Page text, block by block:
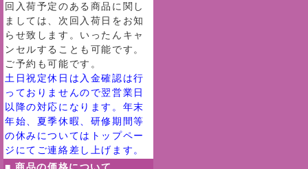
回入荷予定のある商品に関し
ましては、次回入荷日をお知
らせ致します。いったんキャ
ンセルすることも可能です。
ご予約も可能です。
土日祝定休日は入金確認は行
っておりませんので翌営業日
以降の対応になります。年末
年始、夏季休暇、研修期間等
の休みについてはトップペー
ジにてご連絡差し上げます。